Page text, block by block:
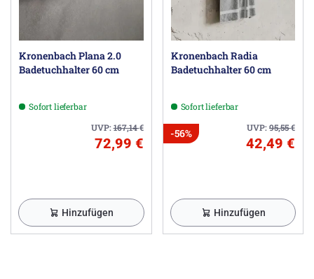
Kronenbach Plana 2.0
Badetuchhalter 60 cm
Sofort lieferbar
UVP:167,14€
72,99 €
Hinzufügen
Kronenbach Radia
Badetuchhalter 60 cm
Sofort lieferbar
UVP:95,55€
-56%
42,49 €
Hinzufügen